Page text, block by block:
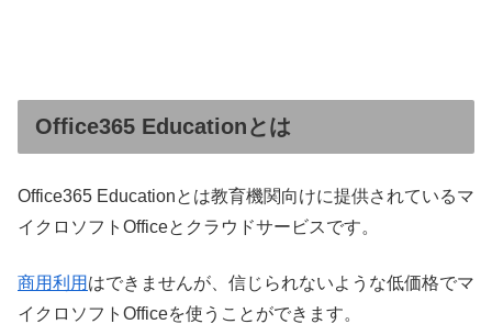
Office365 Educationとは
Office365 Educationとは教育機関向けに提供されているマ
イクロソフトOfficeとクラウドサービスです。
商用利用 はできませんが、信じられないような低価格でマ
イクロソフトOfficeを使うことができます。